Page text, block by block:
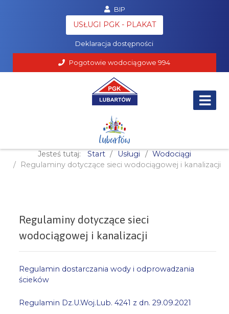
BIP
Poczta
Deklaracja dostępności
Pogotowie wodociągowe 994
Jesteś tutaj: Start Usługi
Wodociągi
Regulaminy dotyczące sieci wodociągowej i kanalizacji
Regulaminy dotyczące sieci
wodociągowej i kanalizacji
Regulamin dostarczania wody i odprowadzania
ścieków
Regulamin Dz.U.Woj.Lub. 4241 z dn. 29.09.2021
USŁUGI PGK - PLAKAT